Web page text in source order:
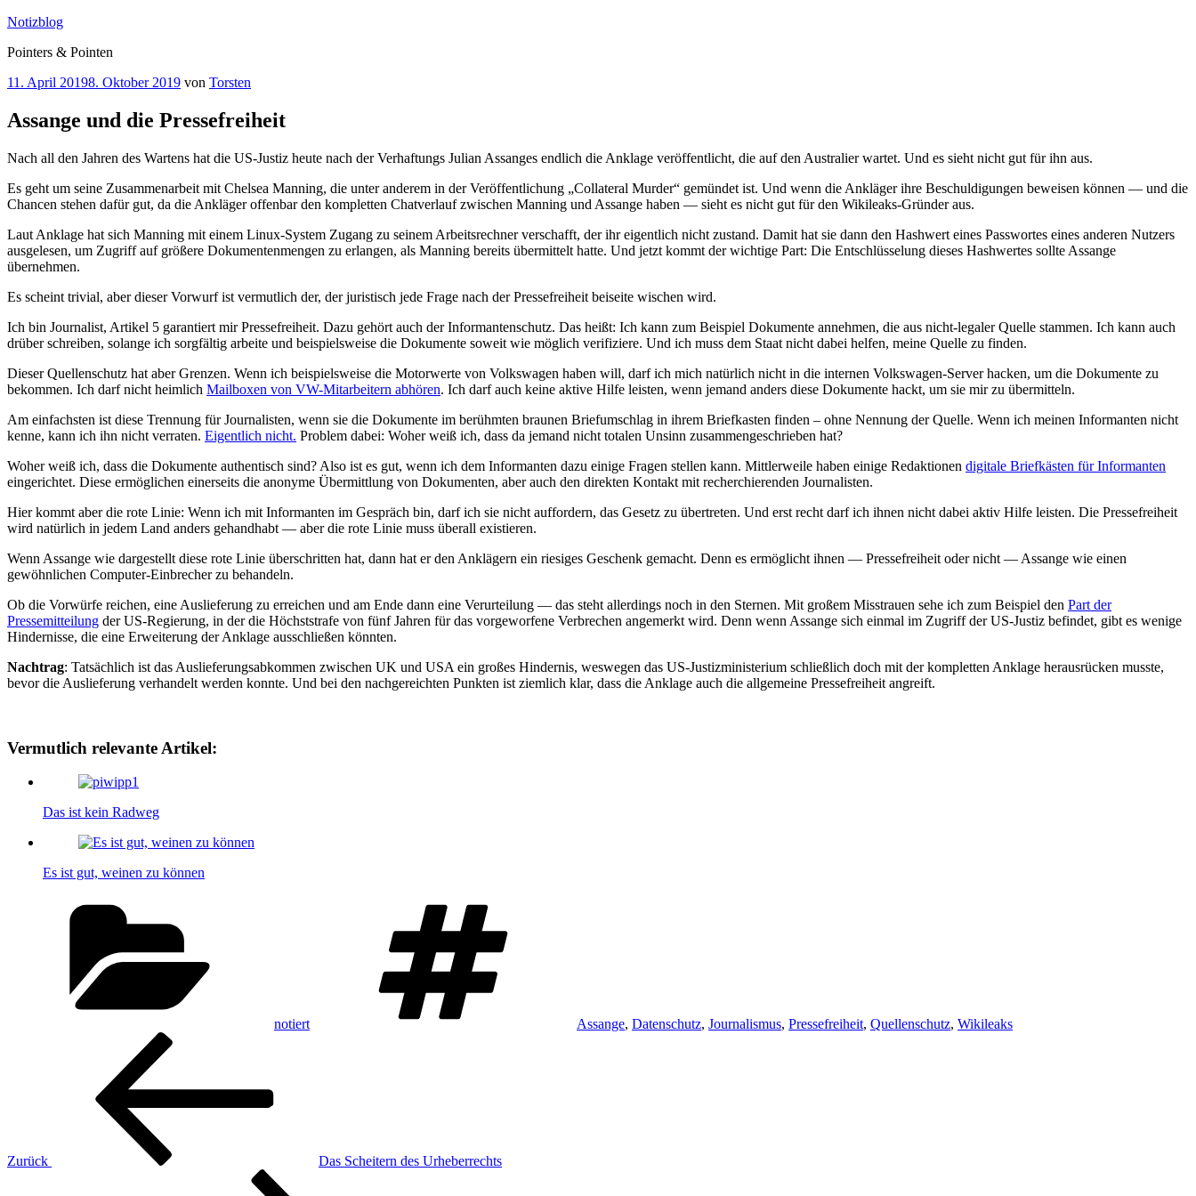
Zum
springen
Notizblog
Pointers & Pointen
Veröffentlicht
11. April 20198. Oktober 2019 von Torsten
Assange und die Pressefreiheit
Nach all den Jahren des Wartens hat die US-Justiz heute nach der Verhaftungs Julian Assanges endlich die Anklage veröffentlicht, die auf den Australier wartet. Und es sieht nicht gut für ihn aus.
Es geht um seine Zusammenarbeit mit Chelsea Manning, die unter anderem in der Veröffentlichung „Collateral Murder“ gemündet ist. Und wenn die Ankläger ihre Beschuldigungen beweisen können — und die
Chancen stehen dafür gut, da die Ankläger offenbar den kompletten Chatverlauf zwischen Manning und Assange haben — sieht es nicht gut für den Wikileaks-Gründer aus.
Laut Anklage hat sich Manning mit einem Linux-System Zugang zu seinem Arbeitsrechner verschafft, der ihr eigentlich nicht zustand. Damit hat sie dann den Hashwert eines Passwortes eines anderen Nutzers
ausgelesen, um Zugriff auf größere Dokumentenmengen zu erlangen, als Manning bereits übermittelt hatte. Und jetzt kommt der wichtige Part: Die Entschlüsselung dieses Hashwertes sollte Assange
übernehmen.
Es scheint trivial, aber dieser Vorwurf ist vermutlich der, der juristisch jede Frage nach der Pressefreiheit beiseite wischen wird.
Ich bin Journalist, Artikel 5 garantiert mir Pressefreiheit. Dazu gehört auch der Informantenschutz. Das heißt: Ich kann zum Beispiel Dokumente annehmen, die aus nicht-legaler Quelle stammen. Ich kann auch
drüber schreiben, solange ich sorgfältig arbeite und beispielsweise die Dokumente soweit wie möglich verifiziere. Und ich muss dem Staat nicht dabei helfen, meine Quelle zu finden.
Dieser Quellenschutz hat aber Grenzen. Wenn ich beispielsweise die Motorwerte von Volkswagen haben will, darf ich mich natürlich nicht in die internen Volkswagen-Server hacken, um die Dokumente zu
bekommen. Ich darf nicht heimlich Mailboxen von VW-Mitarbeitern abhören. Ich darf auch keine aktive Hilfe leisten, wenn jemand anders diese Dokumente hackt, um sie mir zu übermitteln.
Am einfachsten ist diese Trennung für Journalisten, wenn sie die Dokumente im berühmten braunen Briefumschlag in ihrem Briefkasten finden – ohne Nennung der Quelle. Wenn ich meinen Informanten nicht
kenne, kann ich ihn nicht verraten. Eigentlich nicht. Problem dabei: Woher weiß ich, dass da jemand nicht totalen Unsinn zusammengeschrieben hat?
Woher weiß ich, dass die Dokumente authentisch sind? Also ist es gut, wenn ich dem Informanten dazu einige Fragen stellen kann. Mittlerweile haben einige Redaktionen digitale Briefkästen für Informanten
eingerichtet. Diese ermöglichen einerseits die anonyme Übermittlung von Dokumenten, aber auch den direkten Kontakt mit recherchierenden Journalisten.
Hier kommt aber die rote Linie: Wenn ich mit Informanten im Gespräch bin, darf ich sie nicht auffordern, das Gesetz zu übertreten. Und erst recht darf ich ihnen nicht dabei aktiv Hilfe leisten. Die Pressefreiheit
wird natürlich in jedem Land anders gehandhabt — aber die rote Linie muss überall existieren.
Wenn Assange wie dargestellt diese rote Linie überschritten hat, dann hat er den Anklägern ein riesiges Geschenk gemacht. Denn es ermöglicht ihnen — Pressefreiheit oder nicht — Assange wie einen
gewöhnlichen Computer-Einbrecher zu behandeln.
Ob die Vorwürfe reichen, eine Auslieferung zu erreichen und am Ende dann eine Verurteilung — das steht allerdings noch in den Sternen. Mit großem Misstrauen sehe ich zum Beispiel den Part der
Pressemitteilung der US-Regierung, in der die Höchststrafe von fünf Jahren für das vorgeworfene Verbrechen angemerkt wird. Denn wenn Assange sich einmal im Zugriff der US-Justiz befindet, gibt es wenige
Hindernisse, die eine Erweiterung der Anklage ausschließen könnten.
Nachtrag: Tatsächlich ist das Auslieferungsabkommen zwischen UK und USA ein großes Hindernis, weswegen das US-Justizministerium schließlich doch mit der kompletten Anklage herausrücken musste,
bevor die Auslieferung verhandelt werden konnte. Und bei den nachgereichten Punkten ist ziemlich klar, dass die Anklage auch die allgemeine Pressefreiheit angreift.
Vermutlich relevante Artikel:
Das ist kein Radweg
Es ist gut, weinen zu können
notiert Assange, Datenschutz, Journalismus, Pressefreiheit, Quellenschutz, Wikileaks
Beitragsnavigation
Zurück
Das Scheitern des Urheberrechts